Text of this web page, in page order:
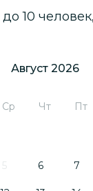
10
Август 2026
Ср Чт Пт
5 6 7